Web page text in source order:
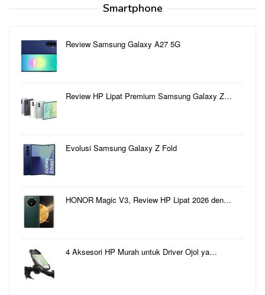
Smartphone
Review Samsung Galaxy A27 5G
Review HP Lipat Premium Samsung Galaxy Z…
Evolusi Samsung Galaxy Z Fold
HONOR Magic V3, Review HP Lipat 2026 den…
4 Aksesori HP Murah untuk Driver Ojol ya…